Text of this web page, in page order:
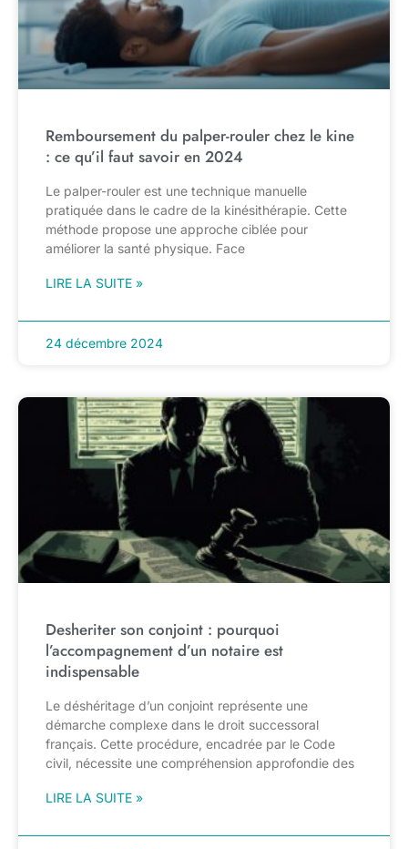
Remboursement du palper-rouler chez le kine
: ce qu’il faut savoir en 2024
Le palper-rouler est une technique manuelle
pratiquée dans le cadre de la kinésithérapie. Cette
méthode propose une approche ciblée pour
améliorer la santé physique. Face
LIRE LA SUITE »
24 décembre 2024
Desheriter son conjoint : pourquoi
l’accompagnement d’un notaire est
indispensable
Le déshéritage d’un conjoint représente une
démarche complexe dans le droit successoral
français. Cette procédure, encadrée par le Code
civil, nécessite une compréhension approfondie des
LIRE LA SUITE »